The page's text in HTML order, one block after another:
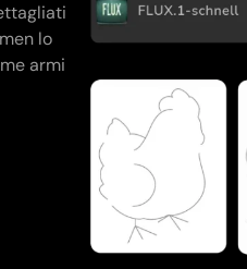
lo
armi